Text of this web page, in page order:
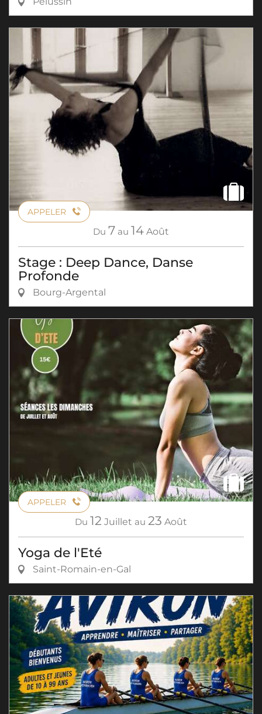
APPELER
Du 7 au 14 Août
Stage : Deep Dance, Danse
Profonde
Bourg-Argental
APPELER
Du 12 Juillet au 23 Août
Yoga de l'Eté
Saint-Romain-en-Gal